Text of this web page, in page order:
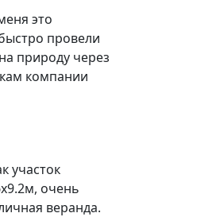
это
провели
природу через
компании
участок
очень
веранда.